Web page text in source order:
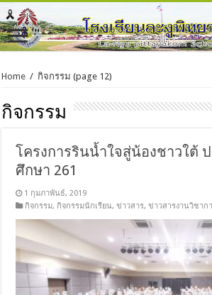
Home / กิจกรรม (page 12)
กิจกรรม
โครงการรินน้ำใจสู่น้องชาวใต้
ศึกษา 261
1 กุมภาพันธ์, 2019
กิจกรรม, กิจกรรมนักเรียน,ข่าวสาร,ข่าวสารงานวิชาก